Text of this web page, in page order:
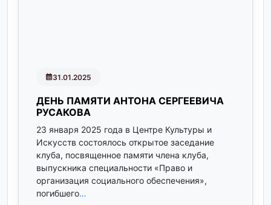
31.01.2025
ДЕНЬ ПАМЯТИ АНТОНА СЕРГЕЕВИЧА
РУСАКОВА
23 января 2025 года в Центре Культуры и
Искусств состоялось открытое заседание
клуба, посвященное памяти члена клуба,
выпускника специальности «Право и
организация социального обеспечения»,
погибшего…